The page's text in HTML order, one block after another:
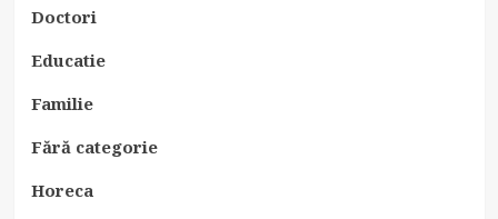
Doctori
Educatie
Familie
Fără categorie
Horeca